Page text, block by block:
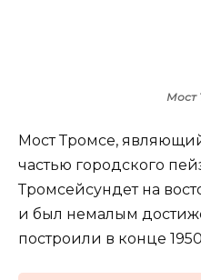
Мост
Мост Тромсе,
частью городского
Тромсейсундет на
и был немалым
построили в конце